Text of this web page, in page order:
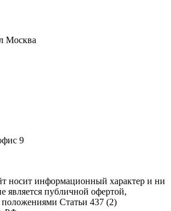
9
носит информационный характер и ни
является публичной офертой,
положениями Статьи 437 (2)